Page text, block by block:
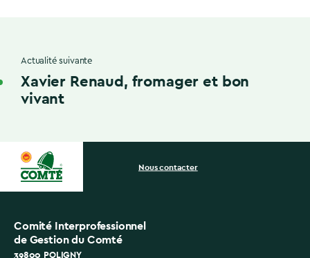
Actualité suivante
Xavier Renaud, fromager et bon
vivant
Comité Interprofessionnel
de Gestion du Comté
39800 POLIGNY
Nous contacter